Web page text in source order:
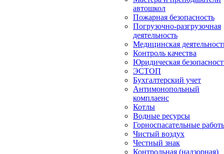
автошкол
Пожарная безопасность
Погрузочно-разгрузочная
деятельность
Медицинская
Контроль качества
Юридическая
ЭСТОП
Бухгалтерский учет
Антимонопольный
комплаенс
Котлы
Водные ресурсы
Горноспасательные
Чистый воздух
Честный знак
Контрольная (надзорная)